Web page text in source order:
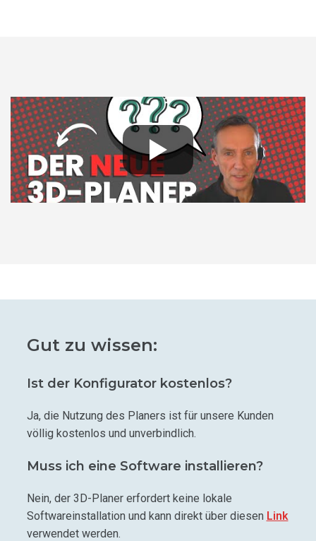
Gut zu wissen:
Ist der Konfigurator kostenlos?
Ja, die Nutzung des Planers ist für unsere Kunden
völlig kostenlos und unverbindlich.
Muss ich eine Software installieren?
Nein, der 3D-Planer erfordert keine lokale
Softwareinstallation und kann direkt über diesen Link
verwendet werden.